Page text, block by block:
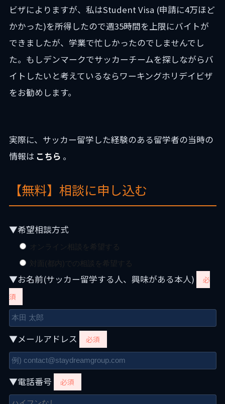
ビザによりますが、私はStudent Visa (申請に4万ほど
かかった)を所得したので週35時間を上限にバイトが
できましたが、学業で忙しかったのでしませんでし
た。もしデンマークでサッカーチームを探しながらバ
イトしたいと考えているならワーキングホリデイビザ
をお勧めします。
実際に、サッカー留学した経験のある留学者の当時の
情報は こちら 。
【無料】相談に申し込む
▼希望相談方式
オンライン相談を希望する
対面(都内)での相談を希望する
▼お名前(サッカー留学する人、興味がある本人)
必
須
▼メールアドレス 必須
▼電話番号 必須